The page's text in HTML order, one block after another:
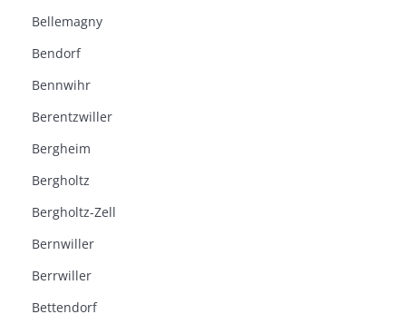
Bellemagny
Bendorf
Bennwihr
Berentzwiller
Bergheim
Bergholtz
Bergholtz-Zell
Bernwiller
Berrwiller
Bettendorf